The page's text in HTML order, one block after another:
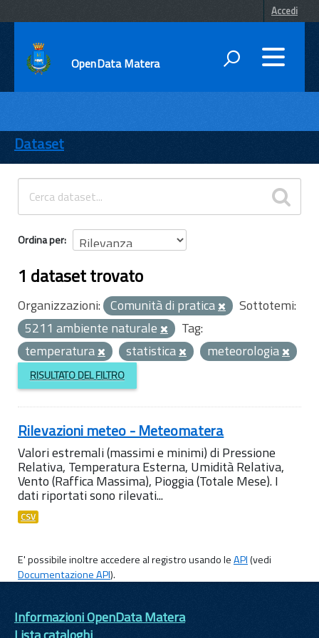
Accedi
OpenData Matera
ENTI
TEMI
INFORMAZIONI
Dataset
Ordina per
1 dataset trovato
Organizzazioni: Comunità di pratica
Sottotemi:
5211 ambiente naturale
Tag:
temperatura
statistica meteorologia
RISULTATO DEL FILTRO
Rilevazioni meteo - Meteomatera
Valori estremali (massimi e minimi) di Pressione
Relativa, Temperatura Esterna, Umidità Relativa,
Vento (Raffica Massima), Pioggia (Totale Mese). I
dati riportati sono rilevati...
CSV
E' possibile inoltre accedere al registro usando leAPI(vedi
Documentazione API).
Informazioni OpenData Matera